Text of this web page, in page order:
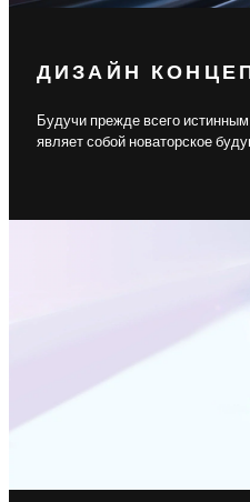
ДИЗАЙН
Будучи прежде всего истинным
являет собой новаторское